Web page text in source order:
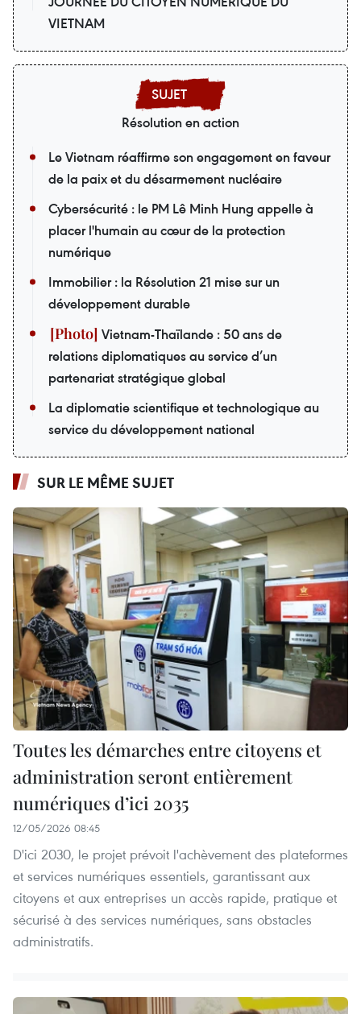
VIETNAM
Résolution en action
Le Vietnam réaffirme son engagement en faveur
de la paix et du désarmement nucléaire
Cybersécurité : le PM Lê Minh Hung appelle à
placer l'humain au cœur de la protection
numérique
Immobilier : la Résolution 21 mise sur un
développement durable
Vietnam-Thaïlande : 50 ans de
relations diplomatiques au service d’un
partenariat stratégique global
La diplomatie scientifique et technologique au
service du développement national
SUR LE MÊME SUJET
Toutes les démarches entre citoyens et
administration seront entièrement
numériques d’ici 2035
12/05/2026 08:45
D'ici 2030, le projet prévoit l'achèvement des plateformes
et services numériques essentiels, garantissant aux
citoyens et aux entreprises un accès rapide, pratique et
sécurisé à des services numériques, sans obstacles
administratifs.